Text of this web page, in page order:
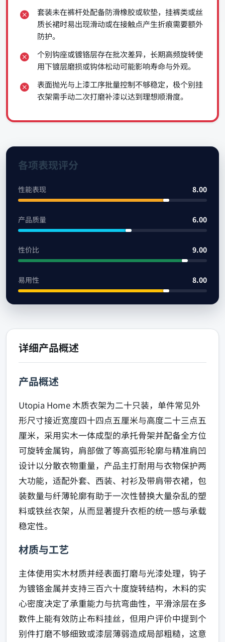
套装未在裤杆处配备防滑橡胶或软垫，挂裤类或丝
质长裙时易出现滑动或在接触点产生折痕需要额外
防护。
个别钩座或镀铬层存在批次差异，长期高频旋转使
用下镀层磨损或钩体松动可能影响寿命与外观。
表面抛光与上漆工序批量控制不够稳定，极个别挂
衣架需手动二次打磨补漆以达到理想顺滑度。
各项表现评分
性能表现 8.00
产品质量 6.00
性价比 9.00
易用性 8.00
详细产品概述
产品概述
Utopia Home 木质衣架为二十只装，单件常见外
形尺寸接近宽度四十四点五厘米与高度二十三点五
厘米，采用实木一体成型的承托骨架并配备全方位
可旋转金属钩，肩部做了等高弧形轮廓与精准肩凹
设计以分散衣物重量，产品主打耐用与衣物保护两
大功能，适配外套、西装、衬衫及带肩带衣裙，包
装数量与纤薄轮廓有助于一次性替换大量杂乱的塑
料或铁丝衣架，从而显著提升衣柜的统一感与承载
稳定性。
材质与工艺
主体使用实木材质并经表面打磨与光漆处理，钩子
为镀铬金属并支持三百六十度旋转结构，木料的实
心密度决定了承重能力与抗弯曲性，平滑涂层在多
数件上能有效防止布料挂丝，但用户评价中提到个
别件打磨不够细致或漆层薄弱造成局部粗糙，这意